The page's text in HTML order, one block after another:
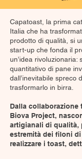
Capatoast, la prima
Italia che ha
prodotto di qualità, si
start-up che fonda il
un’idea rivoluzionaria:
quantitativo di pane
dall’inevitabile spreco
trasformarlo in birra.
Dalla collaborazione
Biova Project,
artigianali di qualità,
estremità dei filoni
realizzare i toast,